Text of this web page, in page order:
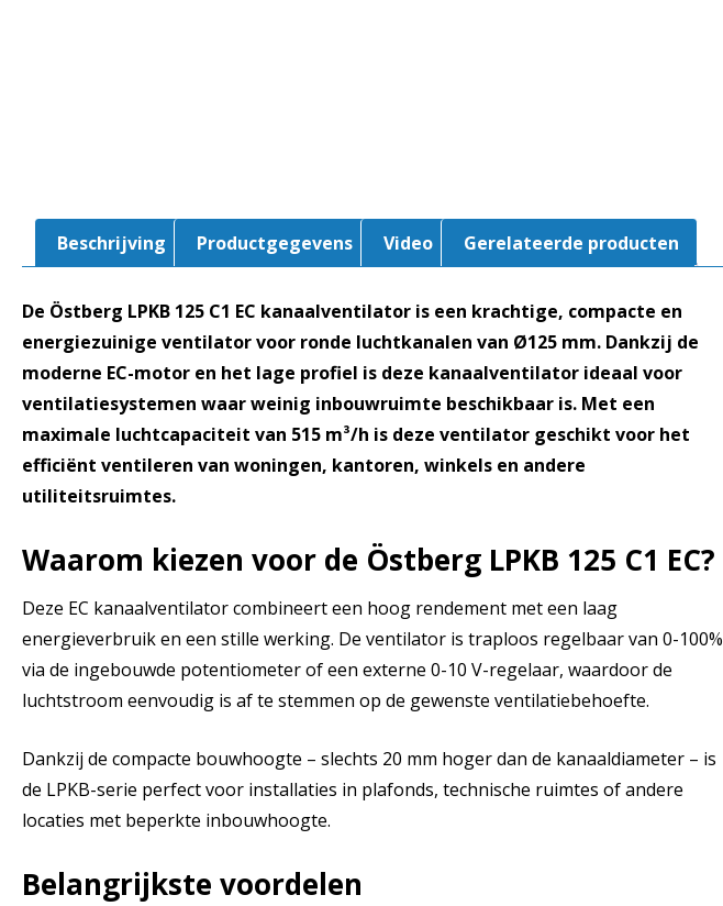
Beschrijving Productgegevens Video Gerelateerde producten
De Östberg LPKB 125 C1 EC kanaalventilator is een krachtige, compacte en
energiezuinige ventilator voor ronde luchtkanalen van Ø125 mm. Dankzij de
moderne EC-motor en het lage profiel is deze kanaalventilator ideaal voor
ventilatiesystemen waar weinig inbouwruimte beschikbaar is. Met een
maximale luchtcapaciteit van 515 m³/h is deze ventilator geschikt voor het
efficiënt ventileren van woningen, kantoren, winkels en andere
utiliteitsruimtes.
Waarom kiezen voor de Östberg LPKB 125 C1 EC?
Deze EC kanaalventilator combineert een hoog rendement met een laag
energieverbruik en een stille werking. De ventilator is traploos regelbaar van 0-100%
via de ingebouwde potentiometer of een externe 0-10 V-regelaar, waardoor de
luchtstroom eenvoudig is af te stemmen op de gewenste ventilatiebehoefte.
Dankzij de compacte bouwhoogte – slechts 20 mm hoger dan de kanaaldiameter – is
de LPKB-serie perfect voor installaties in plafonds, technische ruimtes of andere
locaties met beperkte inbouwhoogte.
Belangrijkste voordelen